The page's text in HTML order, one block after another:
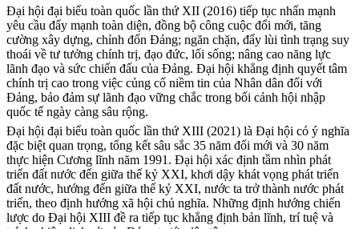
Đại hội đại biểu toàn quốc lần thứ XII (2016) tiếp tục nhấn mạnh
yêu cầu đẩy mạnh toàn diện, đồng bộ công cuộc đổi mới, tăng
cường xây dựng, chỉnh đốn Đảng; ngăn chặn, đẩy lùi tình trạng suy
thoái về tư tưởng chính trị, đạo đức, lối sống; nâng cao năng lực
lãnh đạo và sức chiến đấu của Đảng. Đại hội khẳng định quyết tâm
chính trị cao trong việc củng cố niềm tin của Nhân dân đối với
Đảng, bảo đảm sự lãnh đạo vững chắc trong bối cảnh hội nhập
quốc tế ngày càng sâu rộng.
Đại hội đại biểu toàn quốc lần thứ XIII (2021) là Đại hội có ý nghĩa
đặc biệt quan trọng, tổng kết sâu sắc 35 năm đổi mới và 30 năm
thực hiện Cương lĩnh năm 1991. Đại hội xác định tầm nhìn phát
triển đất nước đến giữa thế kỷ XXI, khơi dậy khát vọng phát triển
đất nước, hướng đến giữa thế kỷ XXI, nước ta trở thành nước phát
triển, theo định hướng xã hội chủ nghĩa. Những định hướng chiến
lược do Đại hội XIII đề ra tiếp tục khẳng định bản lĩnh, trí tuệ và